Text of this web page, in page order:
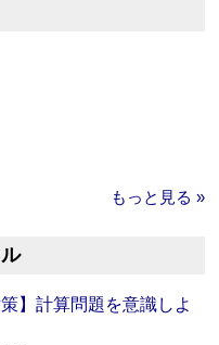
もっと見る »
策】計算問題を意識しよ